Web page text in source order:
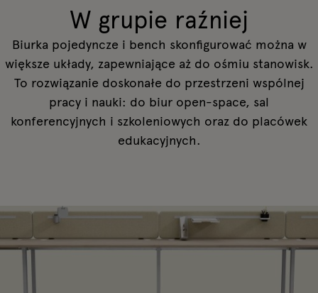
W grupie raźniej
Biurka pojedyncze i bench skonfigurować można w
większe układy, zapewniające aż do ośmiu stanowisk.
To rozwiązanie doskonałe do przestrzeni wspólnej
pracy i nauki: do biur open-space, sal
konferencyjnych i szkoleniowych oraz do placówek
edukacyjnych.